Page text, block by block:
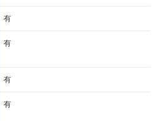
有
有
有
有